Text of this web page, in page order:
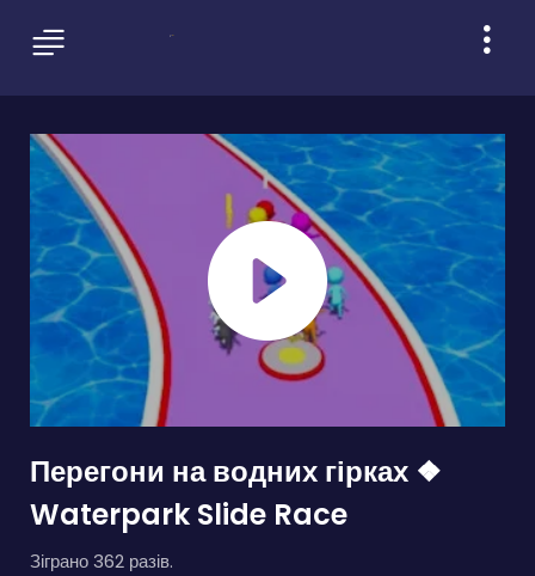
Перегони на водних гірках ❖
Waterpark Slide Race
Зіграно 362 разів.